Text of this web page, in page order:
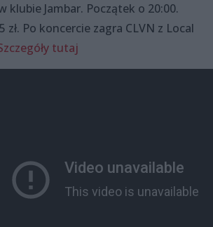
klubie Jambar. Początek o 20:00.
Po koncercie zagra CLVN z Local
tutaj